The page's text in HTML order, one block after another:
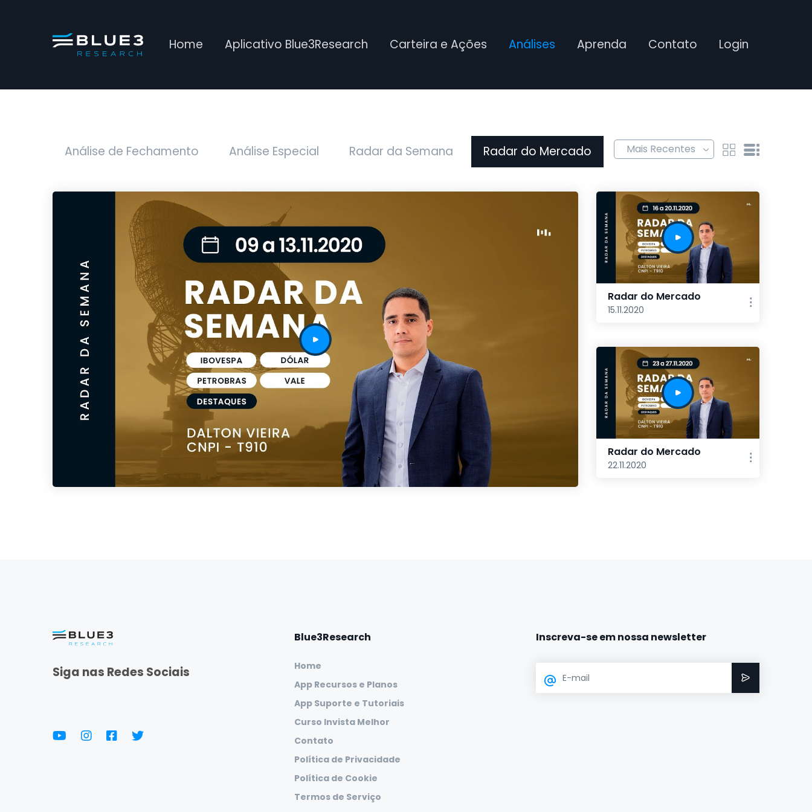
Home Aplicativo Blue3Research Carteira e Ações Análises Aprenda Contato Login
Análise de Fechamento Análise Especial Radar da Semana Radar do Mercado
Radar do Mercado
15.11.2020
Radar do Mercado
22.11.2020
Siga nas Redes Sociais
Blue3Research
Home
App Recursos e Planos
App Suporte e Tutoriais
Curso Invista Melhor
Contato
Política de Privacidade
Política de Cookie
Termos de Serviço
Inscreva-se em nossa newsletter